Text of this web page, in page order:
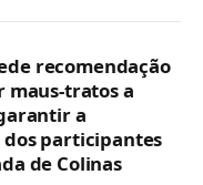
recomendação
maus-tratos a
a
participantes
de Colinas